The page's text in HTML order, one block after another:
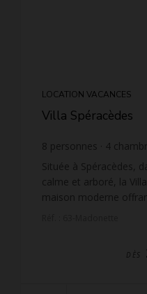
LOCATION VACANCES
Villa Spéracèdes
8 personnes 4
1
salle de bain wi-fi
Située à Spéracèdes,
calme et arboré, la
maison moderne
DÈS